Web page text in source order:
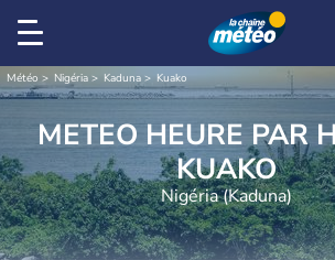
Météo Nigéria Kaduna Kuako
METEO HEURE PAR
KUAKO
Nigéria (Kaduna)